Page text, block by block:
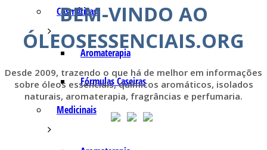
Cosméticas
Aromaterapia
Fórmulas Caseiras
Medicinais
BEM-VINDO AO
ÓLEOSESSENCIAIS.ORG
Desde 2009, trazendo o que há de melhor em informações
sobre óleos essenciais, químicos aromáticos, isolados
naturais, aromaterapia, fragrâncias e perfumaria.